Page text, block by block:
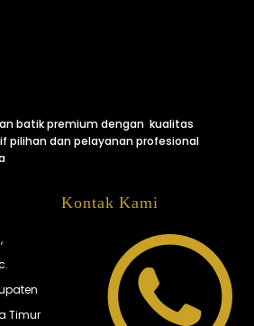
batik premium dengan kualitas
pilihan dan pelayanan profesional
Timur
Kontak Kami